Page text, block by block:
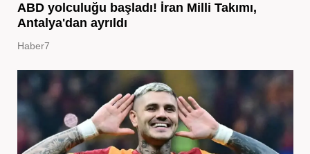
ABD yolculuğu başladı! İran Milli Takımı,
Antalya'dan ayrıldı
Haber7